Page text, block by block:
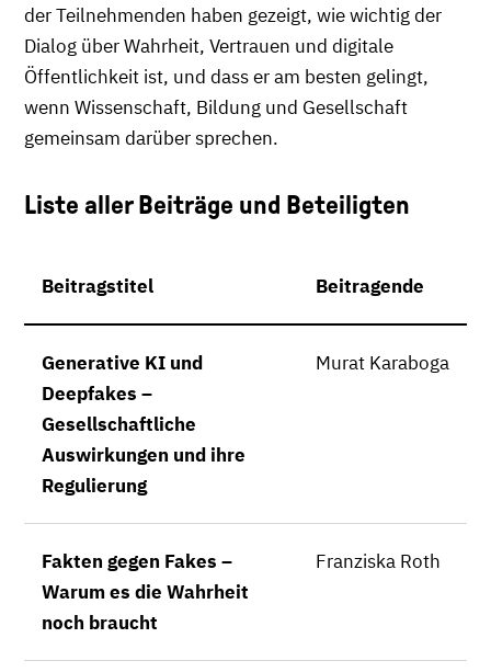
der Teilnehmenden haben gezeigt, wie wichtig der
Dialog über Wahrheit, Vertrauen und digitale
Öffentlichkeit ist, und dass er am besten gelingt,
wenn Wissenschaft, Bildung und Gesellschaft
gemeinsam darüber sprechen.
Liste aller Beiträge und Beteiligten
Beitragstitel Beitragende
Generative KI und
Deepfakes –
Gesellschaftliche
Auswirkungen und ihre
Regulierung
Murat Karaboga
Fakten gegen Fakes –
Warum es die Wahrheit
noch braucht
Franziska Roth